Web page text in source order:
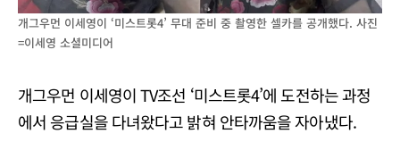
개그우먼 이세영이 ‘미스트롯4’ 무대 준비 중 촬영한 셀카를 공개했다. 사진
=이세영 소셜미디어
개그우먼 이세영이 TV조선 ‘미스트롯4’에 도전하는 과정
에서 응급실을 다녀왔다고 밝혀 안타까움을 자아냈다.